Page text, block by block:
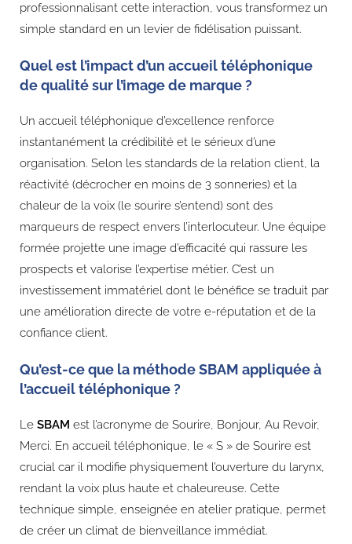
professionnalisant cette interaction, vous transformez un
simple standard en un levier de fidélisation puissant.
Quel est l’impact d’un accueil téléphonique
de qualité sur l’image de marque ?
Un accueil téléphonique d’excellence renforce
instantanément la crédibilité et le sérieux d’une
organisation. Selon les standards de la relation client, la
réactivité (décrocher en moins de 3 sonneries) et la
chaleur de la voix (le sourire s’entend) sont des
marqueurs de respect envers l’interlocuteur. Une équipe
formée projette une image d’efficacité qui rassure les
prospects et valorise l’expertise métier. C’est un
investissement immatériel dont le bénéfice se traduit par
une amélioration directe de votre e-réputation et de la
confiance client.
Qu’est-ce que la méthode SBAM appliquée à
l’accueil téléphonique ?
Le SBAM est l’acronyme de Sourire, Bonjour, Au Revoir,
Merci. En accueil téléphonique, le « S » de Sourire est
crucial car il modifie physiquement l’ouverture du larynx,
rendant la voix plus haute et chaleureuse. Cette
technique simple, enseignée en atelier pratique, permet
de créer un climat de bienveillance immédiat.